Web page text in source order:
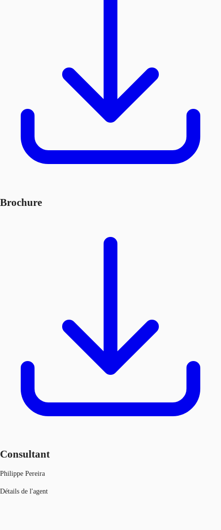
Brochure
Consultant
Philippe Pereira
Détails de l'agent